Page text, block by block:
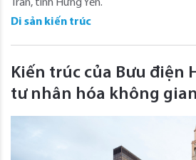
Trần, tỉnh Hưng Yên.
Di sản kiến trúc
Kiến trúc của Bưu điện
tư nhân hóa không